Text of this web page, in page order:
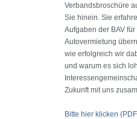
Verbandsbroschüre
Sie hinein. Sie
Aufgaben der BAV
Autovermietung
wie erfolgreich wir
und warum es sich
Zukunft mit uns
Bitte hier klicken